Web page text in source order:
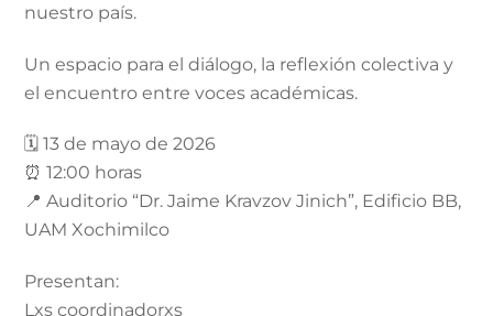
nuestro país.
Un espacio para el diálogo, la reflexión colectiva y
el encuentro entre voces académicas.
🗓 13 de mayo de 2026
⏰ 12:00 horas
📍 Auditorio “Dr. Jaime Kravzov Jinich”, Edificio BB,
UAM Xochimilco
Presentan:
Lxs coordinadorxs